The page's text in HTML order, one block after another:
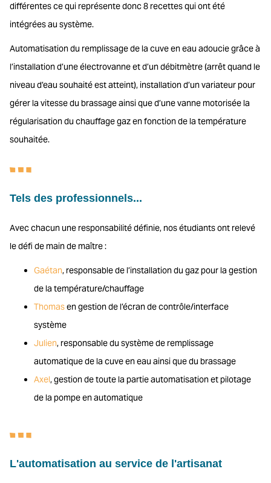
différentes ce qui représente donc 8 recettes qui ont été
intégrées au système.
Automatisation du remplissage de la cuve en eau adoucie grâce à
l’installation d’une électrovanne et d’un débitmètre (arrêt quand le
niveau d’eau souhaité est atteint), installation d’un variateur pour
gérer la vitesse du brassage ainsi que d’une vanne motorisée la
régularisation du chauffage gaz en fonction de la température
souhaitée.
Tels des professionnels...
Avec chacun une responsabilité définie, nos étudiants ont relevé
le défi de main de maître :
Gaétan, responsable de l’installation du gaz pour la gestion
de la température/chauffage
Thomasen gestion de l’écran de contrôle/interface
système
Julien, responsable du système de remplissage
automatique de la cuve en eau ainsi que du brassage
Axel, gestion de toute la partie automatisation et pilotage
de la pompe en automatique
L'automatisation au service de l'artisanat